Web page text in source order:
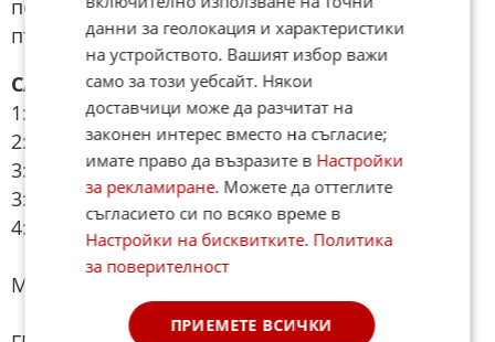
позволи тя да навести мрежата му за четвърти
път.
САЩ 4:1 ПАРАГВАЙ
1:0 Дамиан Бобадийя (8' - автогол)
2:0 Фоларин Балогун (31')
3:0 Фоларин Балогун (45+5)
3:1 Маурисио (73')
4:1 Джовани Рейна (90'+8')
МОНДИАЛ 2026, ГРУПОВА ФАЗА
данни за геолокация и характеристики
на устройството. Вашият избор важи
само за този уебсайт. Някои
доставчици може да разчитат на
законен интерес вместо на съгласие;
имате право да възразите в Настройки
за рекламиране. Можете да оттеглите
съгласието си по всяко време в
Настройки на бисквитките. Политика
за поверителност
ПРИЕМЕТЕ ВСИЧКИ